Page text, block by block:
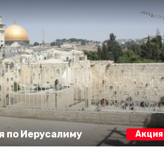
по Иерусалиму Акция